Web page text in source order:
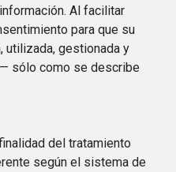
Al facilitar
para que su
utilizada, gestionada y
sólo como se describe
del tratamiento
según el sistema de